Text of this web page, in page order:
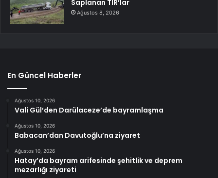
Saplanan TIR’lar
Ağustos 8, 2026
En Güncel Haberler
Ağustos 10, 2026
Vali Gül’den Darülaceze’de bayramlaşma
Ağustos 10, 2026
Babacan’dan Davutoğlu’na ziyaret
Ağustos 10, 2026
Hatay’da bayram arifesinde şehitlik ve deprem
mezarlığı ziyareti